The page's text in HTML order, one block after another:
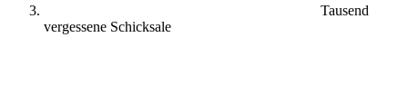
Tausend
vergessene Schicksale